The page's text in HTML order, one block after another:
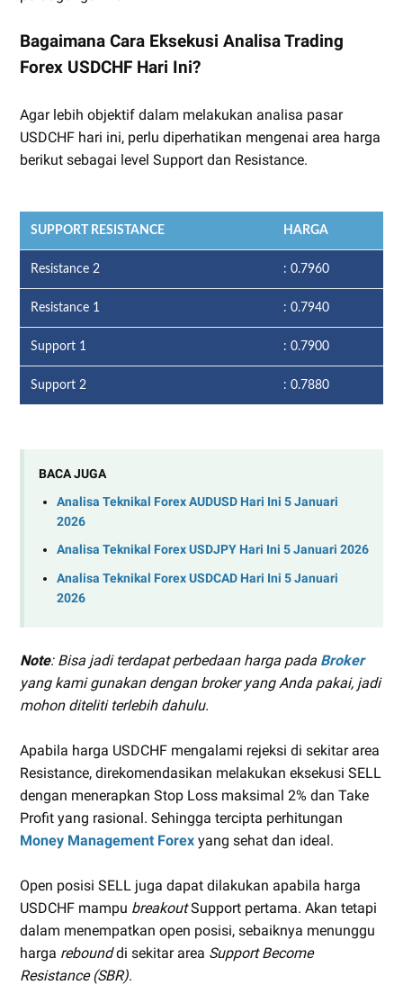
Bagaimana Cara Eksekusi Analisa Trading
Forex USDCHF Hari Ini?
Agar lebih objektif dalam melakukan analisa pasar
USDCHF hari ini, perlu diperhatikan mengenai area harga
berikut sebagai level Support dan Resistance.
SUPPORT RESISTANCE HARGA
Resistance 2 : 0.7960
Resistance 1 : 0.7940
Support 1 : 0.7900
Support 2 : 0.7880
BACA JUGA
Analisa Teknikal Forex AUDUSD Hari Ini 5 Januari
2026
Analisa Teknikal Forex USDJPY Hari Ini 5 Januari 2026
Analisa Teknikal Forex USDCAD Hari Ini 5 Januari
2026
Note: Bisa jadi terdapat perbedaan harga pada Broker
yang kami gunakan dengan broker yang Anda pakai, jadi
mohon diteliti terlebih dahulu.
Apabila harga USDCHF mengalami rejeksi di sekitar area
Resistance, direkomendasikan melakukan eksekusi SELL
dengan menerapkan Stop Loss maksimal 2% dan Take
Profit yang rasional. Sehingga tercipta perhitungan
Money Management Forex yang sehat dan ideal.
Open posisi SELL juga dapat dilakukan apabila harga
USDCHF mampu breakoutSupport pertama. Akan tetapi
dalam menempatkan open posisi, sebaiknya menunggu
harga rebounddi sekitar area Support Become
Resistance (SBR).